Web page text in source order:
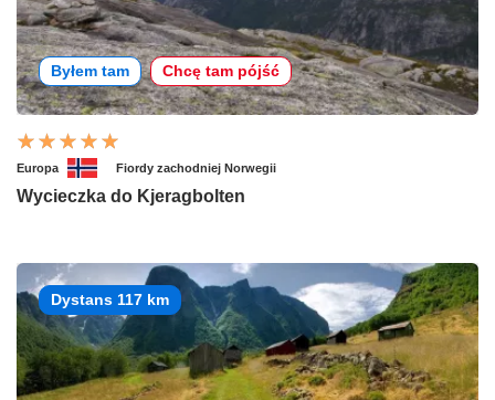
Byłem tam Chcę tam pójść
Europa Fiordy zachodniej Norwegii
Wycieczka do Kjeragbolten
Dystans 117 km